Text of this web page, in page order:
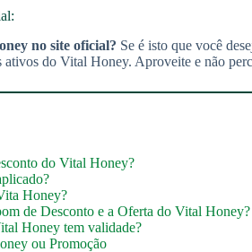
no site oficial? Se é isto que você
do Vital Honey. Aproveite e não
do Vital Honey?
Honey?
de Desconto e a Oferta do Vital Honey?
Honey tem validade?
ou Promoção